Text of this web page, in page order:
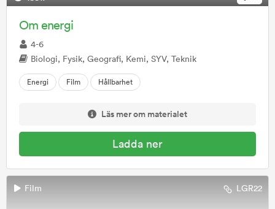
Om energi
4-6
Biologi, Fysik, Geografi, Kemi, SYV, Teknik
Energi Film Hållbarhet
Läs mer om materialet
Ladda ner
Film LGR22